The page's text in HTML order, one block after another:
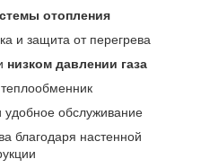
отопления
и защита от перегрева
низком давлении газа
удобное обслуживание
благодаря настенной